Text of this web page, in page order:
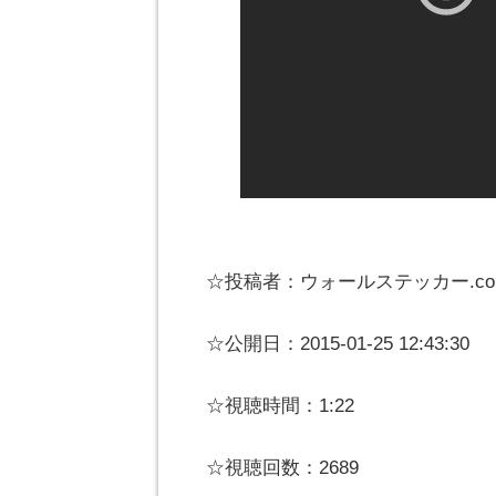
☆投稿者：ウォールステッカー
☆公開日：2015-01-25 12:43:30
☆視聴時間：1:22
☆視聴回数：2689